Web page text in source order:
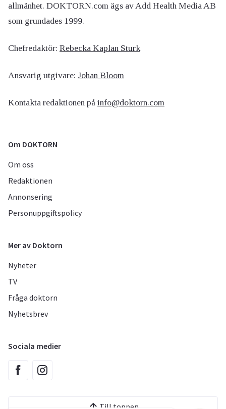
allmänhet. DOKTORN.com ägs av Add Health Media AB
som grundades 1999.
Chefredaktör: Rebecka Kaplan Sturk
Ansvarig utgivare: Johan Bloom
Kontakta redaktionen på info@doktorn.com
Om DOKTORN
Om oss
Redaktionen
Annonsering
Personuppgiftspolicy
Mer av Doktorn
Nyheter
TV
Fråga doktorn
Nyhetsbrev
Sociala medier
Till toppen